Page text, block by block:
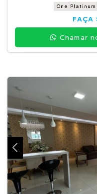
One
FAÇA
Chamar